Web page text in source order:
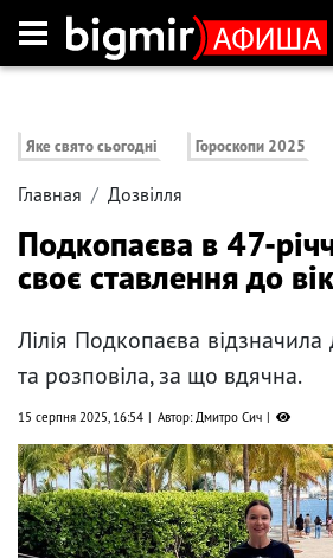
Яке свято сьогодні Гороскопи 2025
Главная Дозвілля
Подкопаєва в 47-
своє ставлення до
Лілія Подкопаєва
та розповіла, за що вдячна.
15 серпня 2025, 16:54 Автор: Дмитро Сич